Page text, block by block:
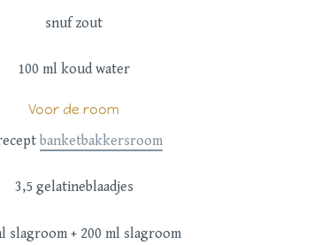
snuf zout
100 ml koud water
Voor de room
banketbakkersroom
3,5 gelatineblaadjes
slagroom + 200 ml slagroom